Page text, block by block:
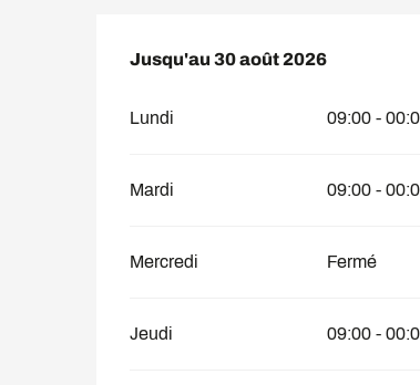
Du1 juillet 2026au30 août 2026
Jusqu'au 30 août 2026
Lundi 09:00 -
Mardi 09:00 -
Mercredi Fermé
Jeudi 09:00 -